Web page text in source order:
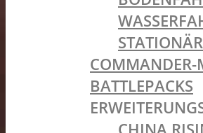
COMMANDER-
BATTLEPACKS